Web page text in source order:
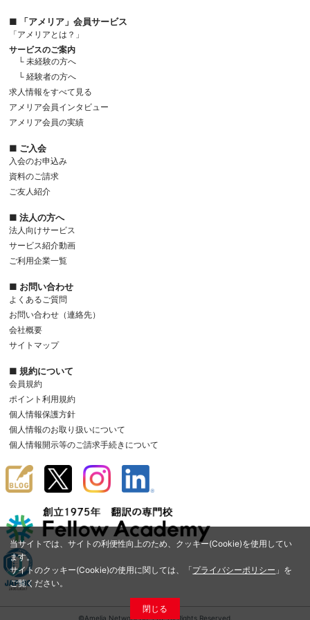
当サイトでは、サイトの利便性向上のため、クッキー(Cookie)を使用してい
ます。
サイトのクッキー(Cookie)の使用に関しては、「プライバシーポリシー 」を
ご覧ください。
閉じる
■ 「アメリア」会員サービス
「アメリアとは？」
サービスのご案内
└ 未経験の方へ
└ 経験者の方へ
求人情報をすべて見る
アメリア会員インタビュー
アメリア会員の実績
■ ご入会
入会のお申込み
資料のご請求
ご友人紹介
■ 法人の方へ
法人向けサービス
サービス紹介動画
ご利用企業一覧
■ お問い合わせ
よくあるご質問
お問い合わせ（連絡先）
会社概要
サイトマップ
■ 規約について
会員規約
ポイント利用規約
個人情報保護方針
個人情報のお取り扱いについて
個人情報開示等のご請求手続きについて
©Amelia Network Co.,Ltd. All Rights Reserved.